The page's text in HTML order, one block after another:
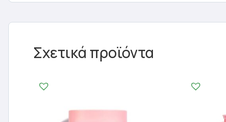
Σχετικά προϊόντα